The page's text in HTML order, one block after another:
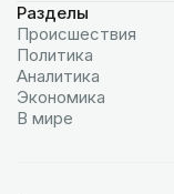
Разделы
Происшествия
Политика
Аналитика
Экономика
В мире